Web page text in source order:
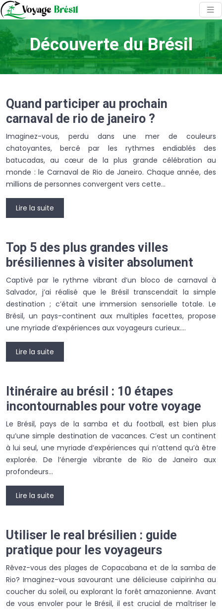
Découverte du Brésil
Quand participer au prochain
carnaval de rio de janeiro ?
Imaginez-vous, perdu dans une mer de couleurs
chatoyantes, bercé par les rythmes endiablés des
batucadas, au cœur de la plus grande célébration au
monde : le Carnaval de Rio de Janeiro. Chaque année, des
millions de personnes convergent vers cette…
Lire la suite
Top 5 des plus grandes villes
brésiliennes à visiter absolument
Captivé par le rythme vibrant d’un bloco de carnaval à
Salvador, j’ai réalisé que le Brésil transcendait la simple
destination ; c’était une immersion sensorielle totale. Le
Brésil, un pays-continent aux multiples facettes, propose
une myriade d’expériences aux voyageurs curieux….
Lire la suite
Itinéraire au brésil : 10 étapes
incontournables pour votre voyage
Le Brésil, pays de la samba et du football, est bien plus
qu’une simple destination de vacances. C’est un continent
à lui seul, une myriade d’expériences qui n’attend qu’à être
explorée. De l’énergie vibrante de Rio de Janeiro aux
profondeurs…
Lire la suite
Utiliser le real brésilien : guide
pratique pour les voyageurs
Rêvez-vous des plages de Copacabana et de la samba de
Rio? Imaginez-vous savourant une délicieuse caipirinha au
coucher du soleil, ou explorant la forêt amazonienne. Avant
de vous envoler pour le Brésil, il est crucial de maîtriser le